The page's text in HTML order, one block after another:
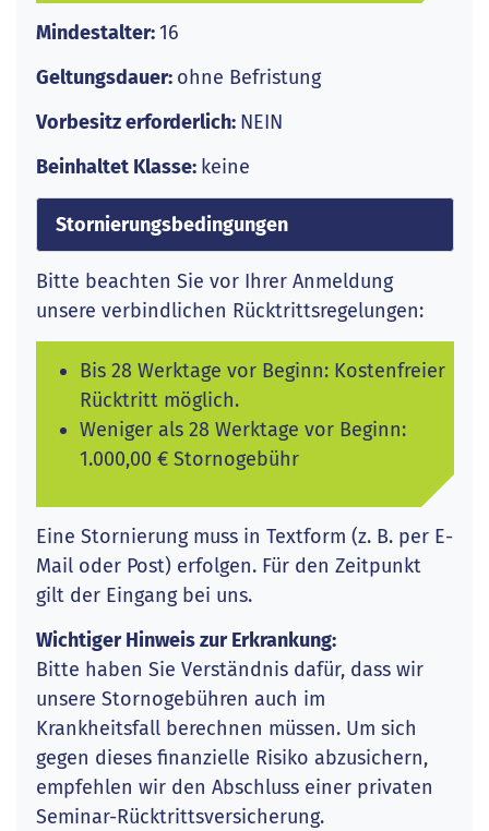
Mindestalter:16
Geltungsdauer: ohne Befristung
Vorbesitz erforderlich: NEIN
Beinhaltet Klasse: keine
Stornierungsbedingungen
Bitte beachten Sie vor Ihrer Anmeldung
unsere verbindlichen Rücktrittsregelungen:
Bis 28 Werktage vor Beginn: Kostenfreier
Rücktritt möglich.
Weniger als 28 Werktage vor Beginn:
1.000,00 € Stornogebühr
Eine Stornierung muss in Textform (z. B. per E-
Mail oder Post) erfolgen. Für den Zeitpunkt
gilt der Eingang bei uns.
Wichtiger Hinweis zur Erkrankung:
Bitte haben Sie Verständnis dafür, dass wir
unsere Stornogebühren auch im
Krankheitsfall berechnen müssen. Um sich
gegen dieses finanzielle Risiko abzusichern,
empfehlen wir den Abschluss einer privaten
Seminar-Rücktrittsversicherung.